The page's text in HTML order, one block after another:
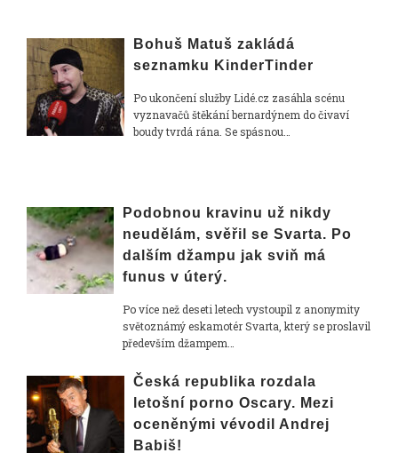
Bohuš Matuš zakládá
seznamku KinderTinder
Po ukončení služby Lidé.cz zasáhla scénu
vyznavačů štěkání bernardýnem do čivaví
boudy tvrdá rána. Se spásnou…
Podobnou kravinu už nikdy
neudělám, svěřil se Svarta. Po
dalším džampu jak sviň má
funus v úterý.
Po více než deseti letech vystoupil z anonymity
světoznámý eskamotér Svarta, který se proslavil
především džampem…
Česká republika rozdala
letošní porno Oscary. Mezi
oceněnými vévodil Andrej
Babiš!